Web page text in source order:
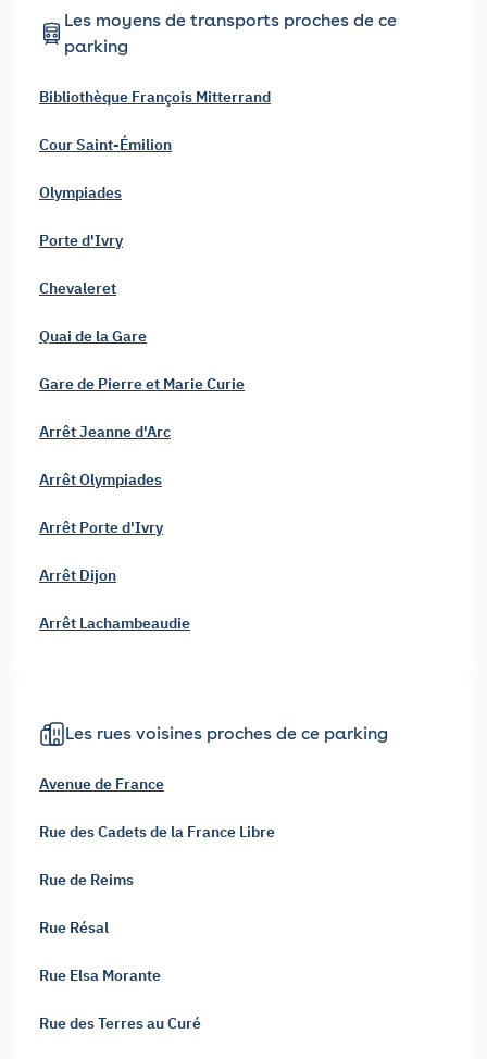
Les moyens de transports proches de ce
parking
Bibliothèque François Mitterrand
Cour Saint-Émilion
Olympiades
Porte d'Ivry
Chevaleret
Quai de la Gare
Gare de Pierre et Marie Curie
Arrêt Jeanne d'Arc
Arrêt Olympiades
Arrêt Porte d'Ivry
Arrêt Dijon
Arrêt Lachambeaudie
Les rues voisines proches de ce parking
Avenue de France
Rue des Cadets de la France Libre
Rue de Reims
Rue Résal
Rue Elsa Morante
Rue des Terres au Curé